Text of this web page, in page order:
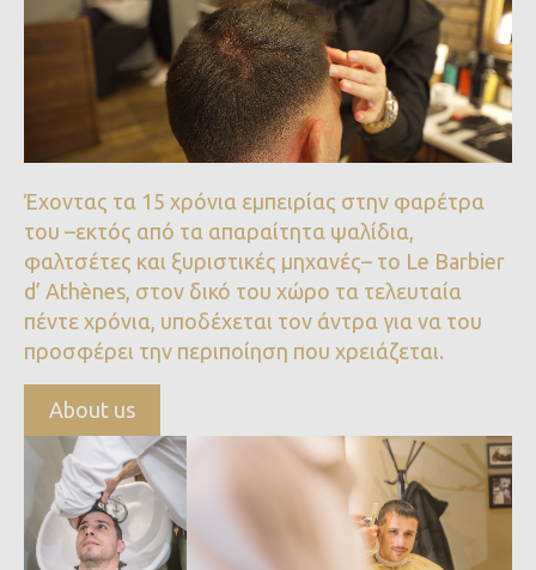
Έχοντας τα 15 χρόνια εμπειρίας στην φαρέτρα
του –εκτός από τα απαραίτητα ψαλίδια,
φαλτσέτες και ξυριστικές μηχανές– το Le Barbier
d’ Athènes, στον δικό του χώρο τα τελευταία
πέντε χρόνια, υποδέχεται τον άντρα για να του
προσφέρει την περιποίηση που χρειάζεται.
About us